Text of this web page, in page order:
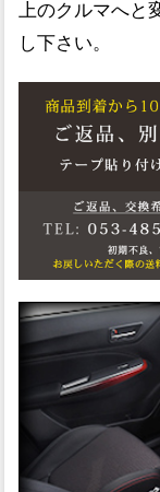
上のクルマへと
し下さい。